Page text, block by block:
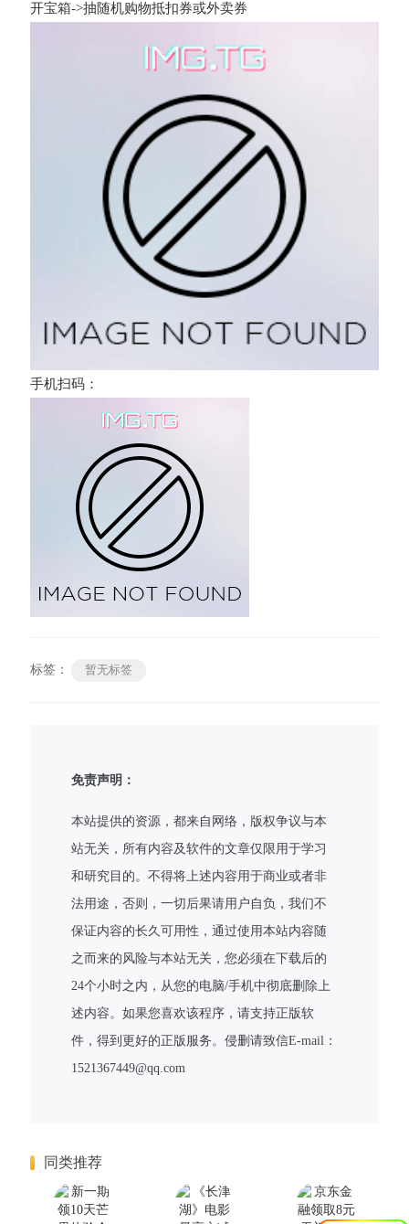
开宝箱->抽随机购物抵扣券或外卖券
手机扫码：
标签： 暂无标签
免责声明：
本站提供的资源，都来自网络，版权争议与本
站无关，所有内容及软件的文章仅限用于学习
和研究目的。不得将上述内容用于商业或者非
法用途，否则，一切后果请用户自负，我们不
保证内容的长久可用性，通过使用本站内容随
之而来的风险与本站无关，您必须在下载后的
24个小时之内，从您的电脑/手机中彻底删除上
述内容。如果您喜欢该程序，请支持正版软
件，得到更好的正版服务。侵删请致信E-mail：
1521367449@qq.com
同类推荐